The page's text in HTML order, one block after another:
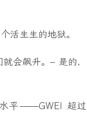
活生生的地狱。
会飙升。– 是的，
平——GWEI 超过